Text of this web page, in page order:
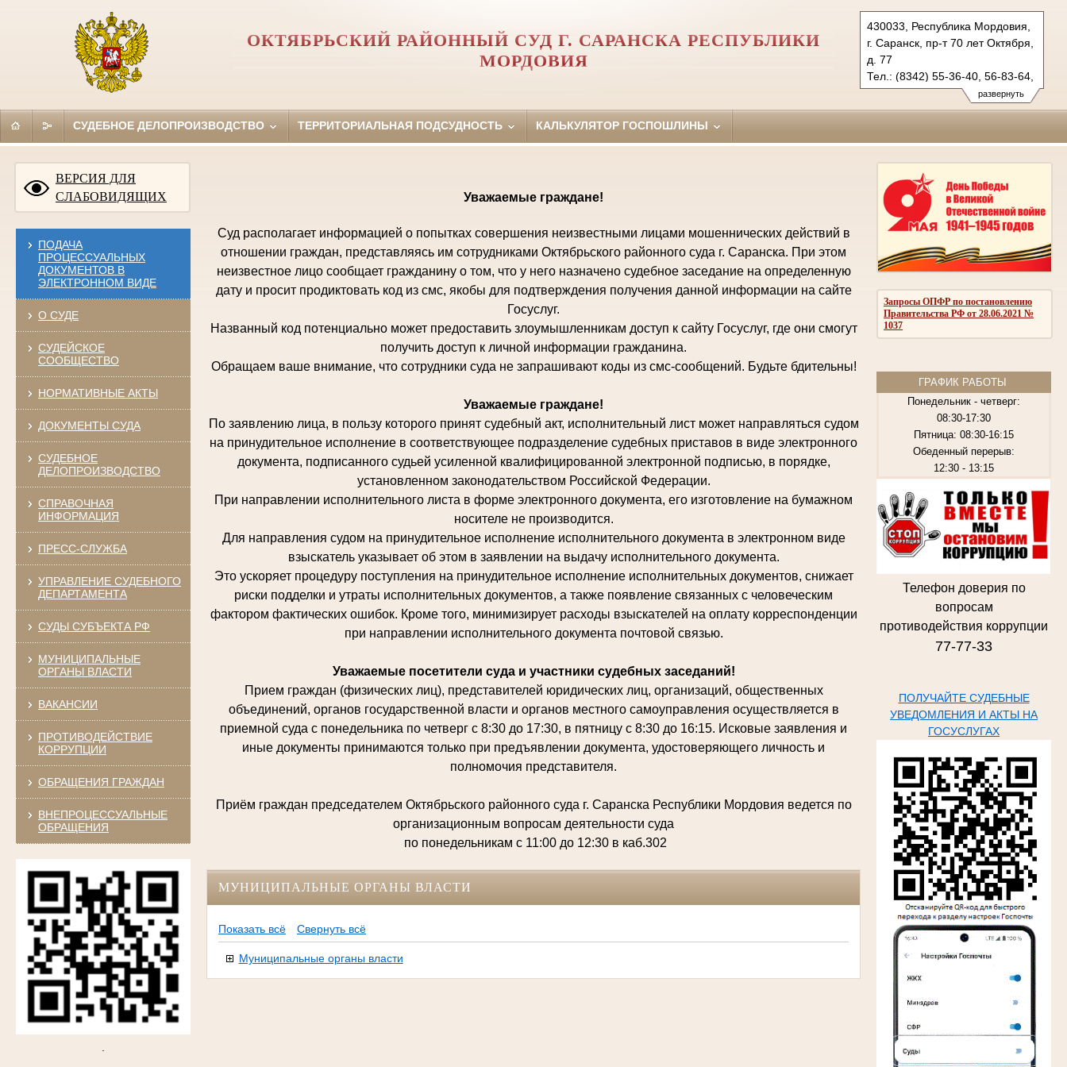
развернуть
430033, Республика Мордовия,
г. Саранск, пр-т 70 лет Октября,
д. 77
Тел.: (8342) 55-36-40, 56-83-64,
77-77-14(ф.)
(83439) 2-11-54
kochkurovsky.mor@sudrf.ru
ОКТЯБРЬСКИЙ РАЙОННЫЙ СУД Г. САРАНСКА РЕСПУБЛИКИ
МОРДОВИЯ
СУДЕБНОЕ ДЕЛОПРОИЗВОДСТВО ТЕРРИТОРИАЛЬНАЯ ПОДСУДНОСТЬ КАЛЬКУЛЯТОР ГОСПОШЛИНЫ
ВЕРСИЯ ДЛЯ
СЛАБОВИДЯЩИХ
ПОДАЧА
ПРОЦЕССУАЛЬНЫХ
ДОКУМЕНТОВ В
ЭЛЕКТРОННОМ ВИДЕ
О СУДЕ
СУДЕЙСКОЕ
СООБЩЕСТВО
НОРМАТИВНЫЕ АКТЫ
ДОКУМЕНТЫ СУДА
СУДЕБНОЕ
ДЕЛОПРОИЗВОДСТВО
СПРАВОЧНАЯ
ИНФОРМАЦИЯ
ПРЕСС-СЛУЖБА
УПРАВЛЕНИЕ СУДЕБНОГО
ДЕПАРТАМЕНТА
СУДЫ СУБЪЕКТА РФ
МУНИЦИПАЛЬНЫЕ
ОРГАНЫ ВЛАСТИ
ВАКАНСИИ
ПРОТИВОДЕЙСТВИЕ
КОРРУПЦИИ
ОБРАЩЕНИЯ ГРАЖДАН
ВНЕПРОЦЕССУАЛЬНЫЕ
ОБРАЩЕНИЯ
Запросы ОПФР по постановлению
Правительства РФ от 28.06.2021 №
1037
ГРАФИК РАБОТЫ
Понедельник - четверг:
08:30-17:30
Пятница: 08:30-16:15
Обеденный перерыв:
12:30 - 13:15
Телефон доверия по
вопросам
противодействия коррупции
77-77-33
ПОЛУЧАЙТЕ СУДЕБНЫЕ
УВЕДОМЛЕНИЯ И АКТЫ НА
ГОСУСЛУГАХ
Уважаемые граждане!
Суд располагает информацией о попытках совершения неизвестными лицами мошеннических действий в
отношении граждан, представляясь им сотрудниками Октябрьского районного суда г. Саранска. При этом
неизвестное лицо сообщает гражданину о том, что у него назначено судебное заседание на определенную
дату и просит продиктовать код из смс, якобы для подтверждения получения данной информации на сайте
Госуслуг.
Названный код потенциально может предоставить злоумышленникам доступ к сайту Госуслуг, где они смогут
получить доступ к личной информации гражданина.
Обращаем ваше внимание, что сотрудники суда не запрашивают коды из смс-сообщений. Будьте бдительны!
Уважаемые граждане!
По заявлению лица, в пользу которого принят судебный акт, исполнительный лист может направляться судом
на принудительное исполнение в соответствующее подразделение судебных приставов в виде электронного
документа, подписанного судьей усиленной квалифицированной электронной подписью, в порядке,
установленном законодательством Российской Федерации.
При направлении исполнительного листа в форме электронного документа, его изготовление на бумажном
носителе не производится.
Для направления судом на принудительное исполнение исполнительного документа в электронном виде
взыскатель указывает об этом в заявлении на выдачу исполнительного документа.
Это ускоряет процедуру поступления на принудительное исполнение исполнительных документов, снижает
риски подделки и утраты исполнительных документов, а также появление связанных с человеческим
фактором фактических ошибок. Кроме того, минимизирует расходы взыскателей на оплату корреспонденции
при направлении исполнительного документа почтовой связью.
Уважаемые посетители суда и участники судебных заседаний!
Прием граждан (физических лиц), представителей юридических лиц, организаций, общественных
объединений, органов государственной власти и органов местного самоуправления осуществляется в
приемной суда с понедельника по четверг с 8:30 до 17:30, в пятницу с 8:30 до 16:15. Исковые заявления и
иные документы принимаются только при предъявлении документа, удостоверяющего личность и
полномочия представителя.
Приём граждан председателем Октябрьского районного суда г. Саранска Республики Мордовия ведется по
организационным вопросам деятельности суда
по понедельникам с 11:00 до 12:30 в каб.302
МУНИЦИПАЛЬНЫЕ ОРГАНЫ ВЛАСТИ
Показать всё Свернуть всё
Муниципальные органы власти